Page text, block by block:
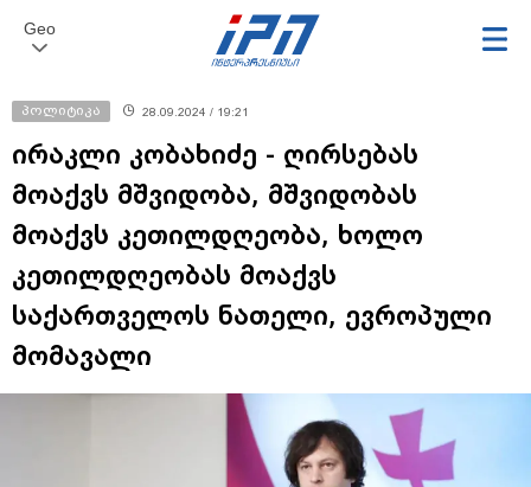
Geo
პოლიტიკა 28.09.2024 / 19:21
ირაკლი კობახიძე - ღირსებას
მოაქვს მშვიდობა, მშვიდობას
მოაქვს კეთილდღეობა, ხოლო
კეთილდღეობას მოაქვს
საქართველოს ნათელი, ევროპული
მომავალი